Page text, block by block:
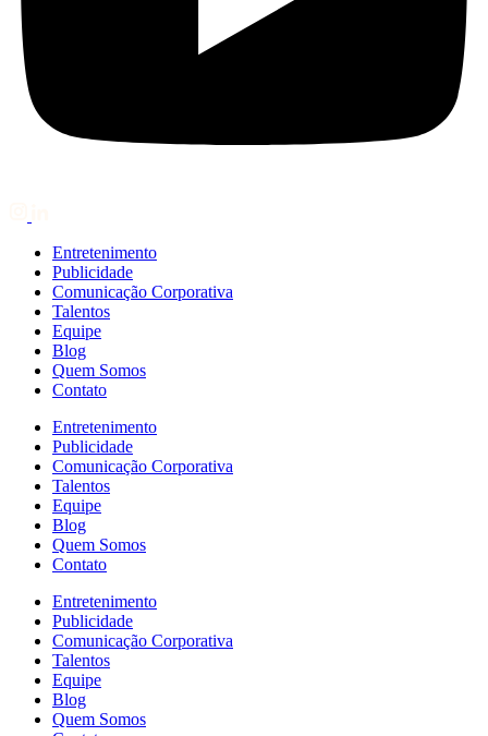
Entretenimento
Publicidade
Comunicação Corporativa
Talentos
Equipe
Blog
Quem Somos
Contato
Entretenimento
Publicidade
Comunicação Corporativa
Talentos
Equipe
Blog
Quem Somos
Contato
Entretenimento
Publicidade
Comunicação Corporativa
Talentos
Equipe
Blog
Quem Somos